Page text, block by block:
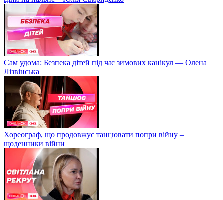
Сам удома: Безпека дітей під час зимових канікул — Олена
Лізвінська
Хореограф, що продовжує танцювати попри війну –
щоденники війни